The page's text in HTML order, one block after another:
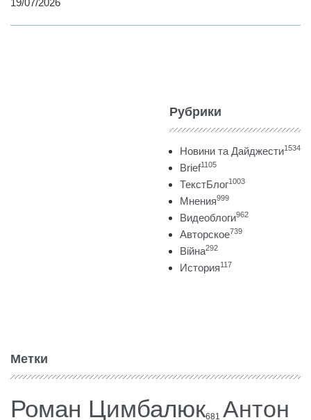
19/07/2026
Рубрики
Новини та Дайджести1534
Brief1105
ТекстБлог1003
Мнения999
Видеоблоги962
Авторское739
Війна292
История117
Метки
Роман Цимбалюк681 Антон